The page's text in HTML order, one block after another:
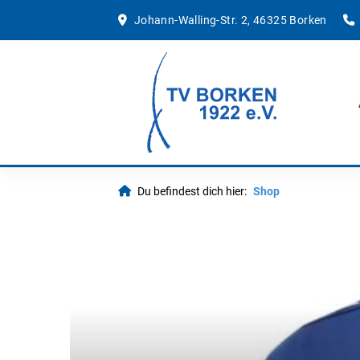
Johann-Walling-Str. 2, 46325 Borken
Du befindest dich hier: Shop